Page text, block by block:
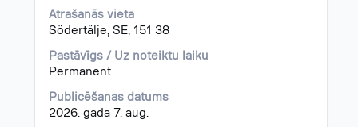
Atrašanās vieta
Södertälje, SE, 151 38
Pastāvīgs / Uz noteiktu laiku
Permanent
Publicēšanas datums
2026. gada 7. aug.
atstarpes
taustiņu,
skatītu
visu
par
darba